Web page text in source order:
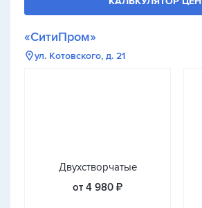
«СитиПром»
ул. Котовского, д. 21
Двухстворчатые
от 4 980 ₽